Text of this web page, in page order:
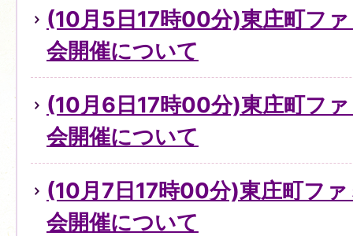
(10月5日17時00分)東庄町フ
会開催について
(10月6日17時00分)東庄町フ
会開催について
(10月7日17時00分)東庄町フ
会開催について